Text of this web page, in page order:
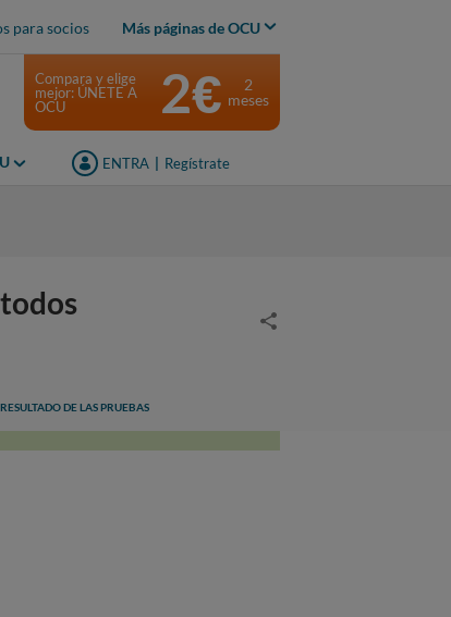
para socios Más páginas de OCU
ENTRA Regístrate
Compara y elige
mejor: ÚNETE A
OCU
2€
2
meses
RESULTADO DE LAS PRUEBAS